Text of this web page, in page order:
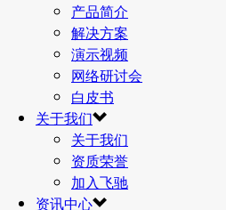
产品简介
解决方案
演示视频
网络研讨会
白皮书
关于我们
关于我们
资质荣誉
加入飞驰
资讯中心